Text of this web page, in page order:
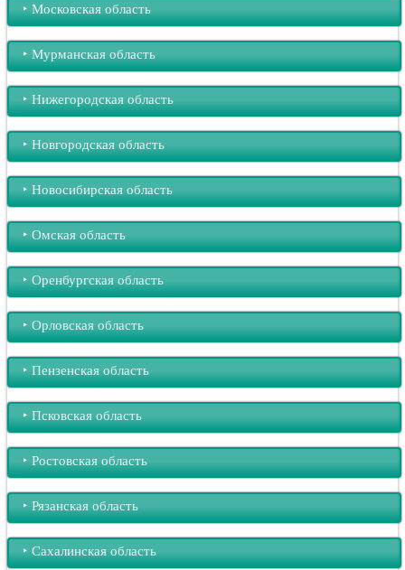
‣︎ Московская область
‣︎ Мурманская область
‣︎ Нижегородская область
‣︎ Новгородская область
‣︎ Новосибирская область
‣︎ Омская область
‣︎ Оренбургская область
‣︎ Орловская область
‣︎ Пензенская область
‣︎ Псковская область
‣︎ Ростовская область
‣︎ Рязанская область
‣︎ Сахалинская область